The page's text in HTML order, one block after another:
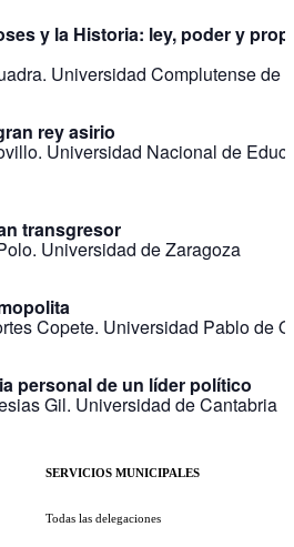
y la Historia: ley, poder y
Universidad Complutense de
rey asirio
Universidad Nacional de
transgresor
Universidad de Zaragoza
Copete. Universidad Pablo de
personal de un líder político
Gil. Universidad de Cantabria
SERVICIOS MUNICIPALES
Todas las delegaciones